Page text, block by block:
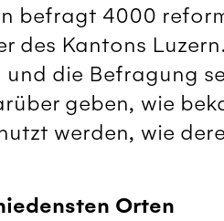
befragt 4000
des Kantons
die Befragung
geben, wie
werden, wie
Orten